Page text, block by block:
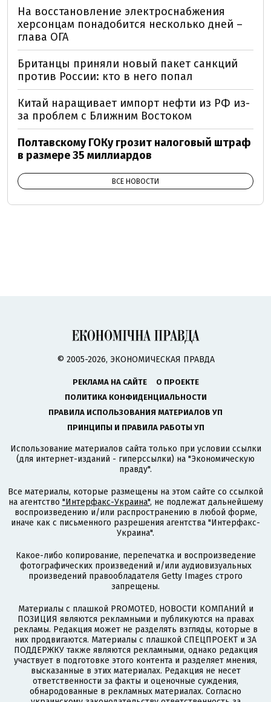
На восстановление электроснабжения
херсонцам понадобится несколько дней –
глава ОГА
Британцы приняли новый пакет санкций
против России: кто в него попал
Китай наращивает импорт нефти из РФ из-
за проблем с Ближним Востоком
Полтавскому ГОКу грозит налоговый штраф
в размере 35 миллиардов
ВСЕ НОВОСТИ
© 2005-2026, ЭКОНОМИЧЕСКАЯ ПРАВДА
РЕКЛАМА НА САЙТЕ
О ПРОЕКТЕ
ПОЛИТИКА КОНФИДЕНЦИАЛЬНОСТИ
ПРАВИЛА ИСПОЛЬЗОВАНИЯ МАТЕРИАЛОВ УП
ПРИНЦИПЫ И ПРАВИЛА РАБОТЫ УП
Использование материалов сайта только при условии ссылки
(для интернет-изданий - гиперссылки) на "Экономическую
правду".
Все материалы, которые размещены на этом сайте со ссылкой
на агентство "Интерфакс-Украина", не подлежат дальнейшему
воспроизведению и/или распространению в любой форме,
иначе как с письменного разрешения агентства "Интерфакс-
Украина".
Какое-либо копирование, перепечатка и воспроизведение
фотографических произведений и/или аудиовизуальных
произведений правообладателя Getty Images строго
запрещены.
Материалы с плашкой PROMOTED, НОВОСТИ КОМПАНИЙ и
ПОЗИЦИЯ являются рекламными и публикуются на правах
рекламы. Редакция может не разделять взгляды, которые в
них продвигаются. Материалы с плашкой СПЕЦПРОЕКТ и ЗА
ПОДДЕРЖКУ также являются рекламными, однако редакция
участвует в подготовке этого контента и разделяет мнения,
высказанные в этих материалах. Редакция не несет
ответственности за факты и оценочные суждения,
обнародованные в рекламных материалах. Согласно